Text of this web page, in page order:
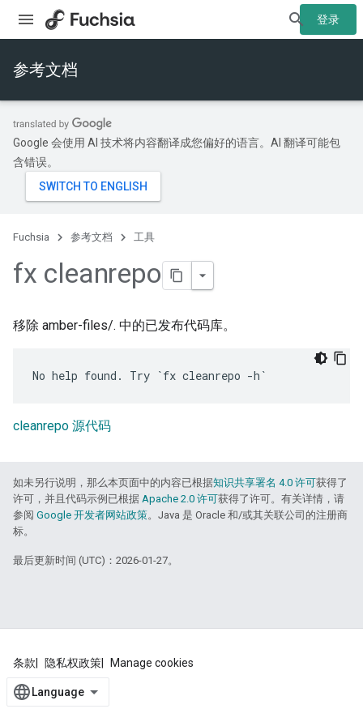
登录
参考文档
Google 会使用 AI 技术将内容翻译成您偏好的语言。AI 翻译可能包
含错误。
Fuchsia 参考文档 工具
fx cleanrepo
移除 amber-files/. 中的已发布代码库。
cleanrepo 源代码
如未另行说明，那么本页面中的内容已根据知识共享署名 4.0 许可获得了
许可，并且代码示例已根据 Apache 2.0 许可获得了许可。有关详情，请
参阅 Google 开发者网站政策。Java 是 Oracle 和/或其关联公司的注册商
标。
最后更新时间 (UTC)：2026-01-27。
条款 隐私权政策 Manage cookies